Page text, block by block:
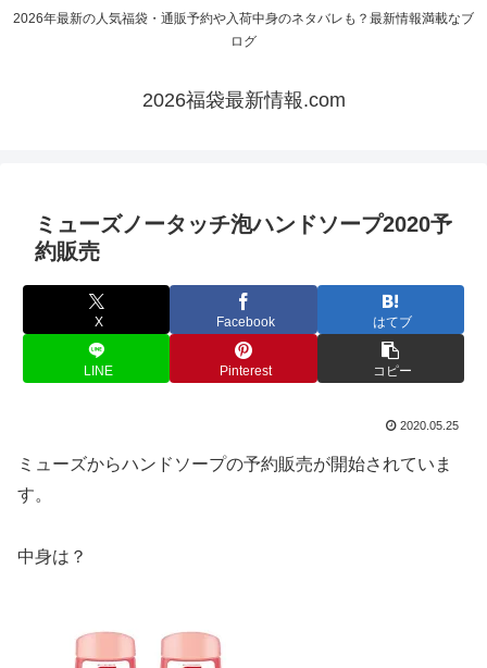
2026年最新の人気福袋・通販予約や入荷中身のネタバレも？最新情報満載なブ
ログ
2026福袋最新情報.com
ミューズノータッチ泡ハンドソープ2020予
約販売
X Facebook はてブ
LINE Pinterest コピー
2020.05.25
ミューズからハンドソープの予約販売が開始されていま
す。
中身は？